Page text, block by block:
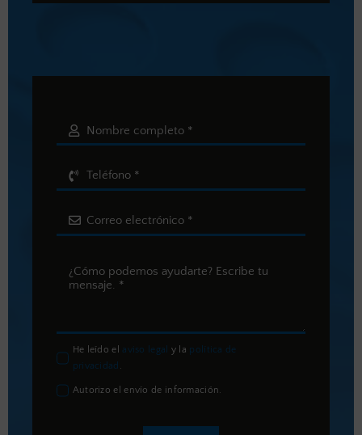
He leído el aviso legal y la política de
privacidad .
Autorizo el envío de información.